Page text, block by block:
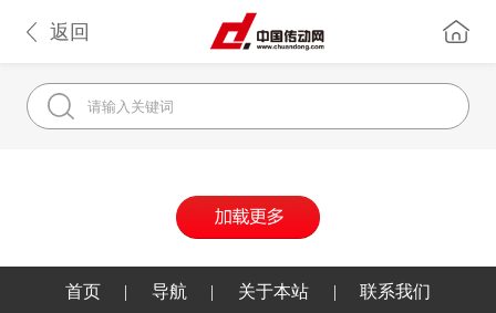
返回
首页 | 导航 | 关于本站 | 联系我们